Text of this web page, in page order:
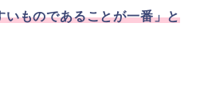
いものであることが一番」と